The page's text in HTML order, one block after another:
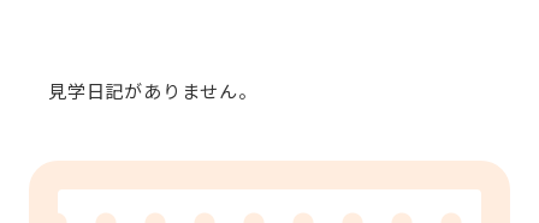
見学日記がありません。